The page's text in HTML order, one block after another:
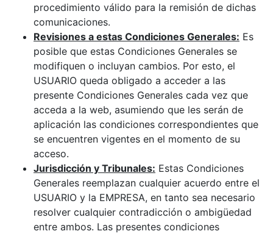
procedimiento válido para la remisión de dichas
comunicaciones.
Revisiones a estas Condiciones Generales: Es
posible que estas Condiciones Generales se
modifiquen o incluyan cambios. Por esto, el
USUARIO queda obligado a acceder a las
presente Condiciones Generales cada vez que
acceda a la web, asumiendo que les serán de
aplicación las condiciones correspondientes que
se encuentren vigentes en el momento de su
acceso.
Jurisdicción y Tribunales: Estas Condiciones
Generales reemplazan cualquier acuerdo entre el
USUARIO y la EMPRESA, en tanto sea necesario
resolver cualquier contradicción o ambigüedad
entre ambos. Las presentes condiciones